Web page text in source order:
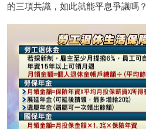
的三項共識，如此就能平息爭議嗎？